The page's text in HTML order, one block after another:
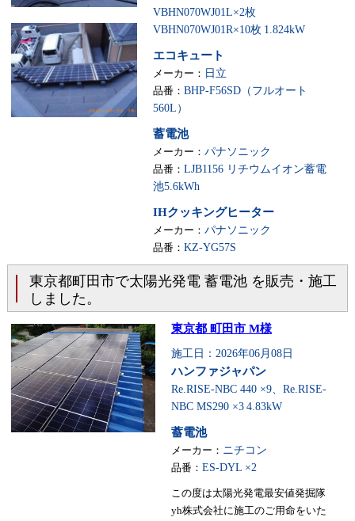
VBHN070WJ01L×2枚
VBHN070WJ01R×10枚 1.824kW
エコキュート
メーカー： 日立
品番： BHP-F56SD（フルオート
560L）
蓄電池
メーカー： パナソニック
品番： LJB1156 リチウムイオン蓄電
池5.6kWh
IHクッキングヒーター
メーカー： パナソニック
品番： KZ-YG57S
東京都町田市で太陽光発電 蓄電池 を販売・施工
しました。
東京都 町田市 M様
施工日：2026年06月08日
ハンファジャパン
Re.RISE-NBC 440 ×9、Re.RISE-
NBC MS290 ×3 4.83kW
蓄電池
メーカー： ニチコン
品番： ES-DYL ×2
この度は太陽光発電最安値発掘隊
yh株式会社に施工のご用命をいた